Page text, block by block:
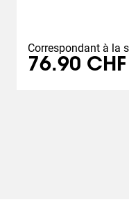
Correspondant à la
76.90 CHF